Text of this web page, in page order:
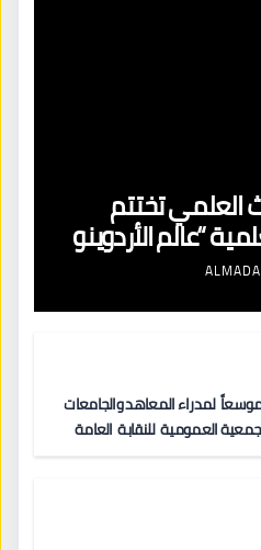
العلمي تختتم
“عالم الأردوينو
موسعاً لمدراء المعاهد والجامعات
العمومية للنقابة العامة